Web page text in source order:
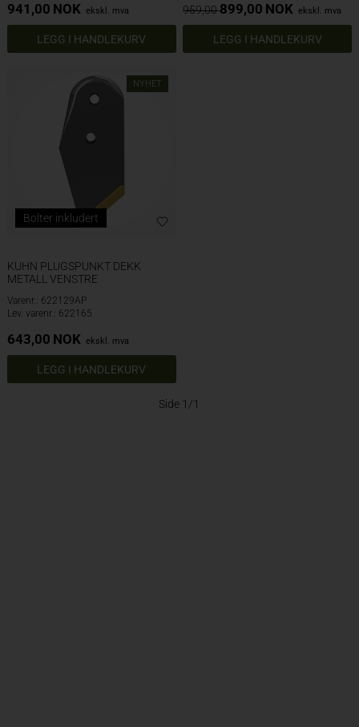
941,00 NOK ekskl. mva 959,00899,00 NOK ekskl. mva
NYHET
Bolter inkludert
KUHN PLUGSPUNKT DEKK
METALL VENSTRE
Varenr.: 622129AP
Lev. varenr.: 622165
643,00 NOK ekskl. mva
Side 1/1